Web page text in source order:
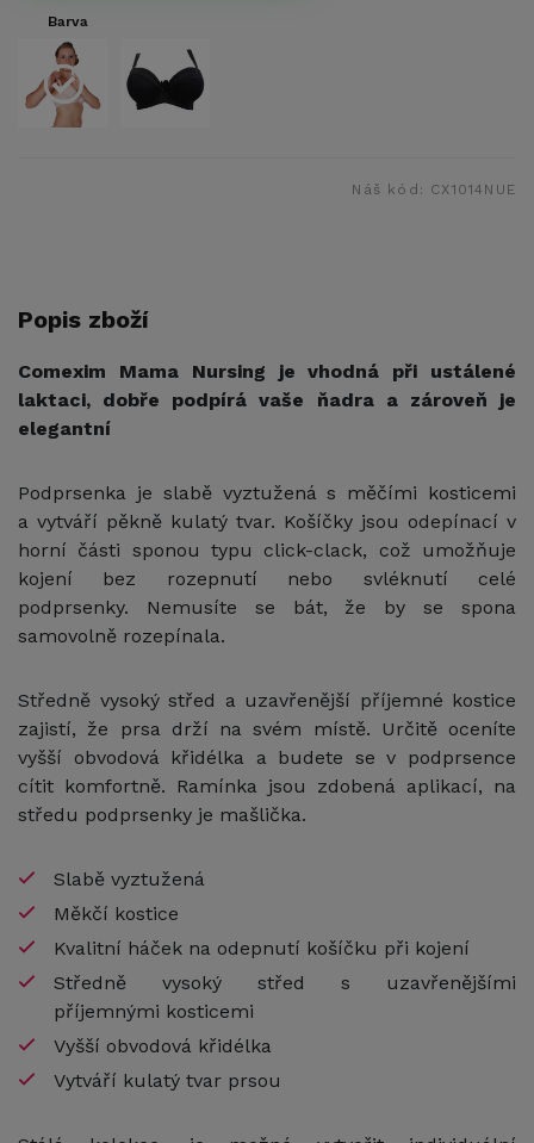
Barva
Náš kód: CX1014NUE
Popis zboží
Comexim Mama Nursing je vhodná při ustálené
laktaci, dobře podpírá vaše ňadra a zároveň je
elegantní
Podprsenka je slabě vyztužená s měčími kosticemi
a vytváří pěkně kulatý tvar. Košíčky jsou odepínací v
horní části sponou typu click-clack, což umožňuje
kojení bez rozepnutí nebo svléknutí celé
podprsenky. Nemusíte se bát, že by se spona
samovolně rozepínala.
Středně vysoký střed a uzavřenější příjemné kostice
zajistí, že prsa drží na svém místě. Určitě oceníte
vyšší obvodová křidélka a budete se v podprsence
cítit komfortně. Ramínka jsou zdobená aplikací, na
středu podprsenky je mašlička.
Slabě vyztužená
Měkčí kostice
Kvalitní háček na odepnutí košíčku při kojení
Středně vysoký střed s uzavřenějšími
příjemnými kosticemi
Vyšší obvodová křidélka
Vytváří kulatý tvar prsou